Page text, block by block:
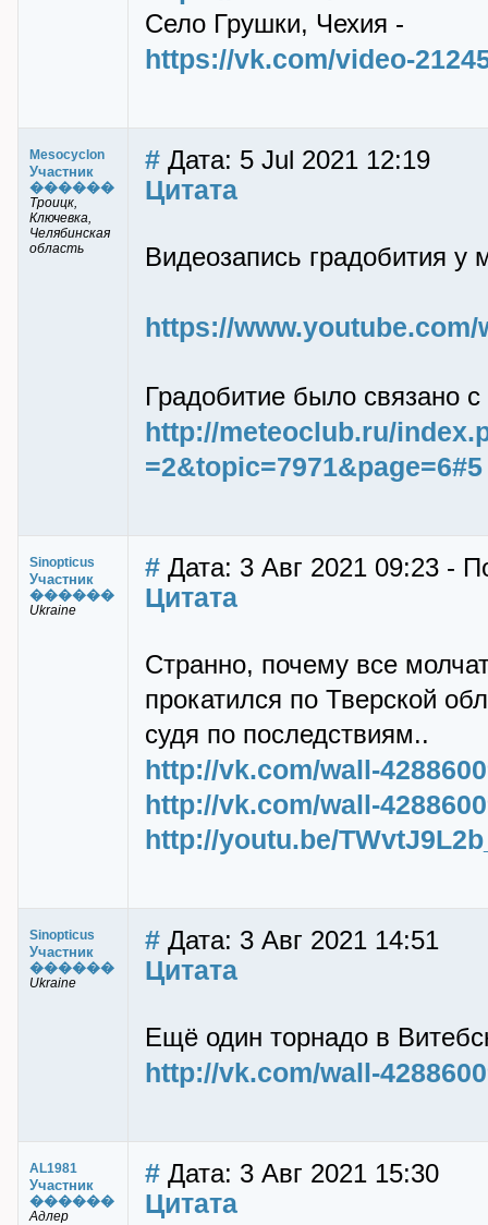
Село Грушки, Чехия -
https://vk.com/video-
Mesocyclon
Участник
������
Троицк,
Ключевка,
Челябинская
область
# Дата: 5 Jul 2021 12:19
Цитата
Видеозапись градобития у
https://
Градобитие было связано
http://meteoclub.ru/
=2&topic=7971&page=6#5
Sinopticus
Участник
������
Ukraine
# Дата: 3 Авг 2021 09:23 -
Цитата
Странно, почему все
прокатился по Тверской
судя по последствиям..
http://vk.com/wall-
http://vk.com/wall-
http://youtu.be/
Sinopticus
Участник
������
Ukraine
# Дата: 3 Авг 2021 14:51
Цитата
Ещё один торнадо в
http://vk.com/wall-
AL1981
Участник
������
Адлер
# Дата: 3 Авг 2021 15:30
Цитата